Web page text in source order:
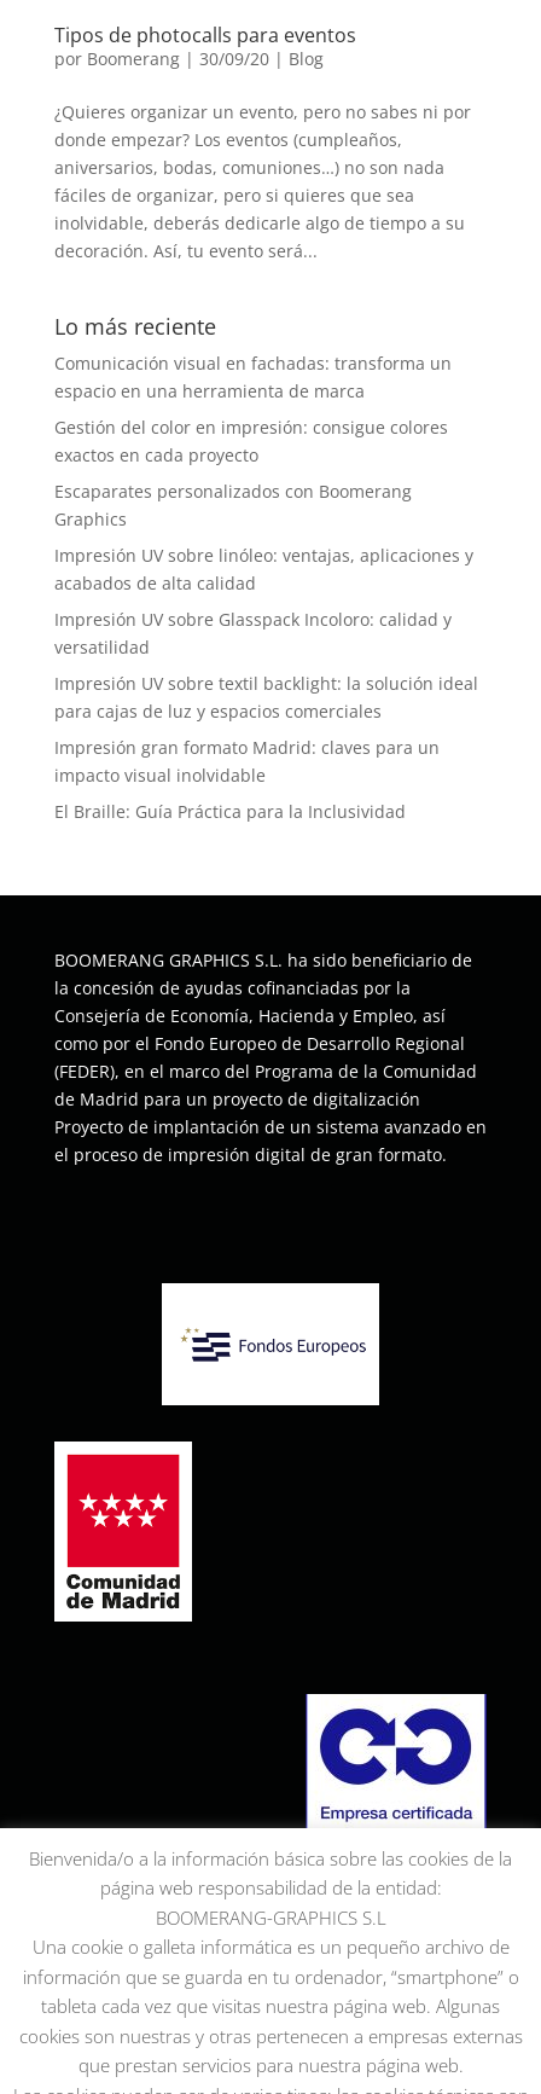
Tipos de photocalls para eventos
por Boomerang| 30/09/20| Blog
¿Quieres organizar un evento, pero no sabes ni por
donde empezar? Los eventos (cumpleaños,
aniversarios, bodas, comuniones…) no son nada
fáciles de organizar, pero si quieres que sea
inolvidable, deberás dedicarle algo de tiempo a su
decoración. Así, tu evento será...
Lo más reciente
Comunicación visual en fachadas: transforma un
espacio en una herramienta de marca
Gestión del color en impresión: consigue colores
exactos en cada proyecto
Escaparates personalizados con Boomerang
Graphics
Impresión UV sobre linóleo: ventajas, aplicaciones y
acabados de alta calidad
Impresión UV sobre Glasspack Incoloro: calidad y
versatilidad
Impresión UV sobre textil backlight: la solución ideal
para cajas de luz y espacios comerciales
Impresión gran formato Madrid: claves para un
impacto visual inolvidable
El Braille: Guía Práctica para la Inclusividad
BOOMERANG GRAPHICS S.L. ha sido beneficiario de
la concesión de ayudas cofinanciadas por la
Consejería de Economía, Hacienda y Empleo, así
como por el Fondo Europeo de Desarrollo Regional
(FEDER), en el marco del Programa de la Comunidad
de Madrid para un proyecto de digitalización
Proyecto de implantación de un sistema avanzado en
el proceso de impresión digital de gran formato.
Bienvenida/o a la información básica sobre las cookies de la
página web responsabilidad de la entidad:
BOOMERANG-GRAPHICS S.L
Una cookie o galleta informática es un pequeño archivo de
información que se guarda en tu ordenador, “smartphone” o
tableta cada vez que visitas nuestra página web. Algunas
cookies son nuestras y otras pertenecen a empresas externas
que prestan servicios para nuestra página web.